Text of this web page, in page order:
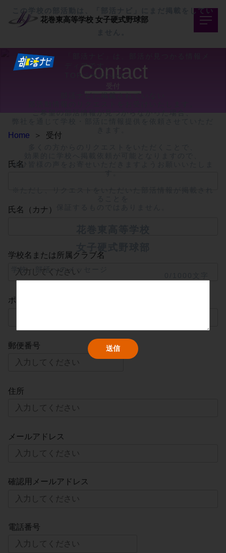
この学校の部活動は、「部活ナビ」にまだ掲載をしてい
ディアです。
TOPページへ>>
部活ナビに掲載されていない
ご希望の部活情報が見つからなかった場合、
ぜひ皆様の声をお寄せいただきますようお願いいたしま
学校・部活へのメッセージ
花巻東高等学校 女子硬式野球部
受付
Contact
Home ＞ 受付
氏名
氏名（カナ）
学校名または所属クラブ名
ポジション
郵便番号
住所
メールアドレス
確認用メールアドレス
電話番号